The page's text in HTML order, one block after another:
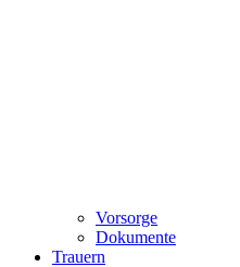
Vorsorge
Dokumente
Trauern